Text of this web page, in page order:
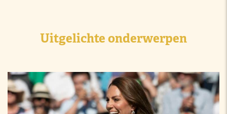
Uitgelichte onderwerpen